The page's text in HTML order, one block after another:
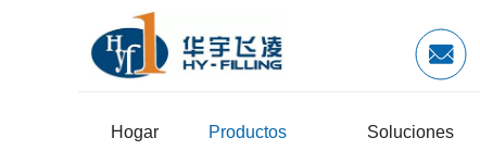
Hogar Productos Soluciones